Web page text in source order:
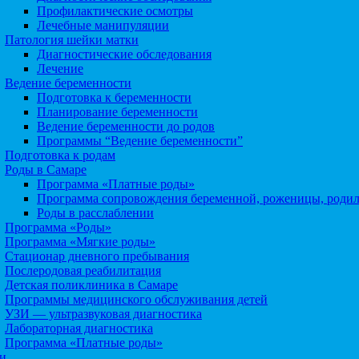
Профилактические осмотры
Лечебные манипуляции
Патология шейки матки
Диагностические обследования
Лечение
Ведение беременности
Подготовка к беременности
Планирование беременности
Ведение беременности до родов
Программы “Ведение беременности”
Подготовка к родам
Роды в Самаре
Программа «Платные роды»
Программа сопровождения беременной, роженицы,
Роды в расслаблении
Программа «Роды»
Программа «Мягкие роды»
Стационар дневного пребывания
Послеродовая реабилитация
Детская поликлиника в Самаре
Программы медицинского обслуживания детей
УЗИ — ультразвуковая диагностика
Лабораторная диагностика
Программа «Платные роды»